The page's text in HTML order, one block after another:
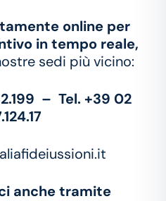
online per
in tempo reale,
sedi più vicino:
– Tel. +39 02
anche tramite